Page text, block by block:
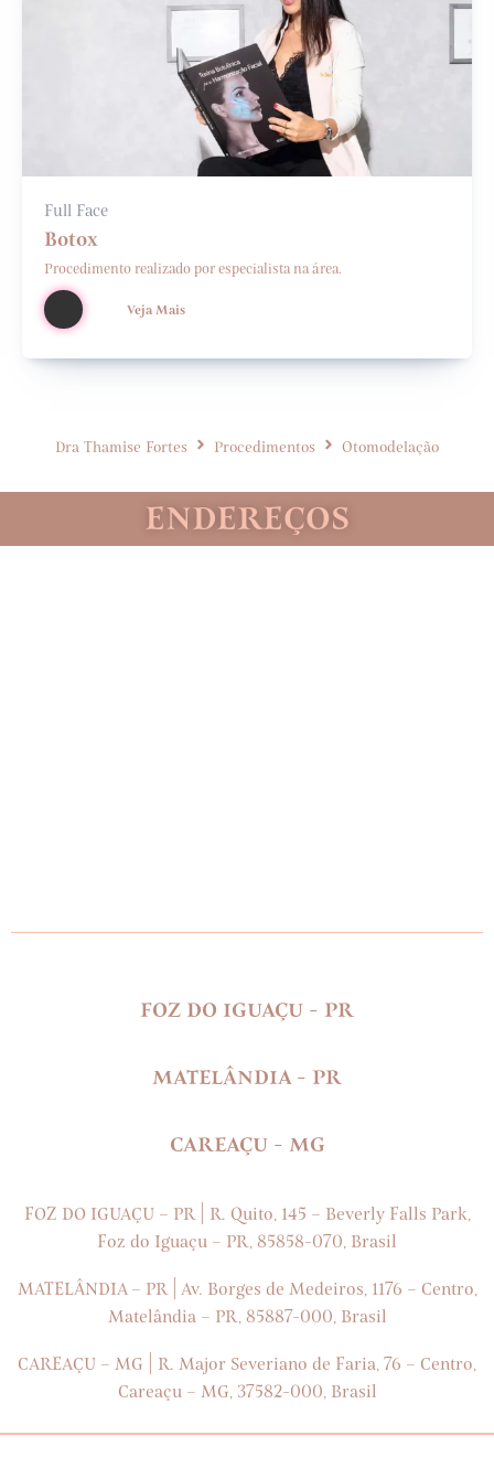
Full Face
Botox
Procedimento realizado por especialista na área.
Veja Mais
Dra Thamise Fortes Procedimentos Otomodelação
ENDEREÇOS
FOZ DO IGUAÇU - PR
MATELÂNDIA - PR
CAREAÇU - MG
FOZ DO IGUAÇU – PR
R. Quito, 145 – Beverly Falls Park,
Foz do Iguaçu – PR, 85858-070, Brasil
MATELÂNDIA – PR
Av. Borges de Medeiros, 1176 – Centro,
Matelândia – PR, 85887-000, Brasil
CAREAÇU – MG
R. Major Severiano de Faria, 76 – Centro,
Careaçu – MG, 37582-000, Brasil